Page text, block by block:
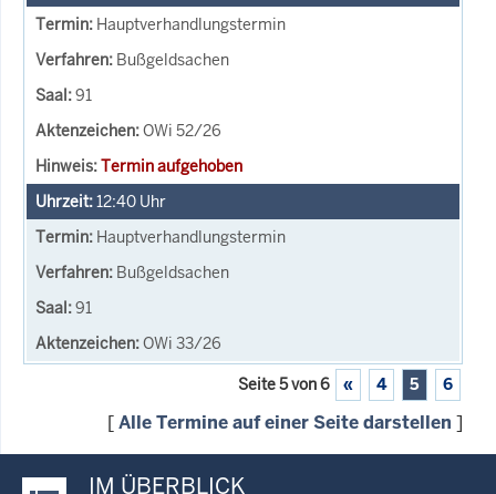
Hauptverhandlungstermin
Bußgeldsachen
91
OWi 52/26
Termin aufgehoben
12:40 Uhr
Hauptverhandlungstermin
Bußgeldsachen
91
OWi 33/26
Seite 5 von 6 « 4 5 6
[Alle Termine auf einer Seite darstellen ]
IM ÜBERBLICK